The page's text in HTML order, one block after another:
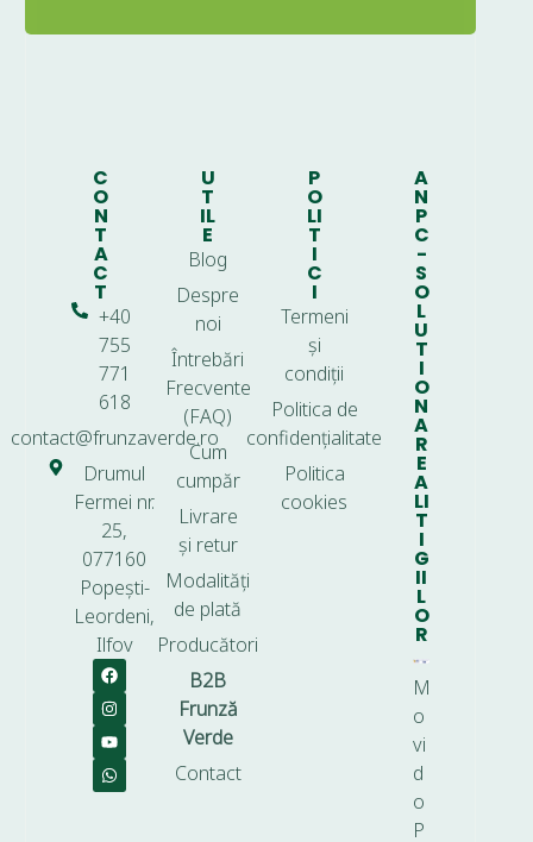
C
O
N
T
A
C
T
+40
755
771
618
contact@frunzaverde.ro
Drumul
Fermei nr.
25,
077160
Popești-
Leordeni,
Ilfov
U
T
IL
E
Blog
Despre
noi
Întrebări
Frecvente
(FAQ)
Cum
cumpăr
Livrare
și retur
Modalități
de plată
Producători
B2B
Frunză
Verde
Contact
P
O
LI
T
I
C
I
Termeni
și
condiții
Politica de
confidențialitate
Politica
cookies
A
N
P
C
-
S
O
L
U
T
I
O
N
A
R
E
A
LI
T
I
G
II
L
O
R
M
o
vi
d
o
P